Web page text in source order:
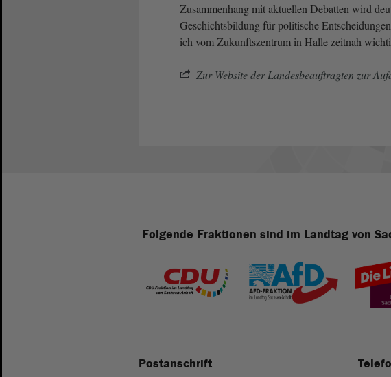
Zusammenhang mit aktuellen Debatten wird
Geschichtsbildung für politische
ich vom Zukunftszentrum in Halle zeitnah
Zur Website der Landesbeauftragten zur
Folgende Fraktionen sind im Landtag von
Postanschrift